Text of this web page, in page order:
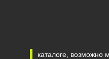
каталоге, возможно